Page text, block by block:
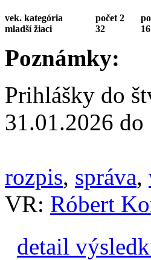
vek. kategória
počet 2
mladší žiaci
32 16
Poznámky:
Prihlášky do
31.01.2026 do
rozpis, správa,
VR: Róbert
detail